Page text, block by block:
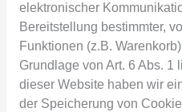
elektronischer
Bereitstellung bestimmter,
Funktionen (z.B.
Grundlage von Art. 6 Abs. 1
dieser Website haben wir
der Speicherung von